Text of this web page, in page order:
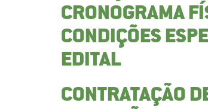
CRONOGRAMA
CONDIÇÕES
EDITAL
CONTRATAÇÃO